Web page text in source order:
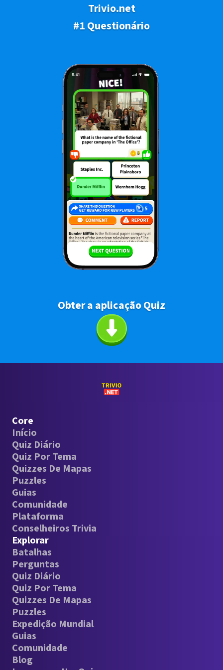
Trivio.net
#1 Questionário
Obter a aplicação Quiz
Core
Início
Quiz Diário
Quiz Por Tema
Quizzes De Mapas
Puzzles
Guias
Comunidade
Plataforma
Conselheiros Trivia
Explorar
Batalhas
Perguntas
Quiz Diário
Quiz Por Tema
Quizzes De Mapas
Puzzles
Expedição Mundial
Guias
Comunidade
Blog